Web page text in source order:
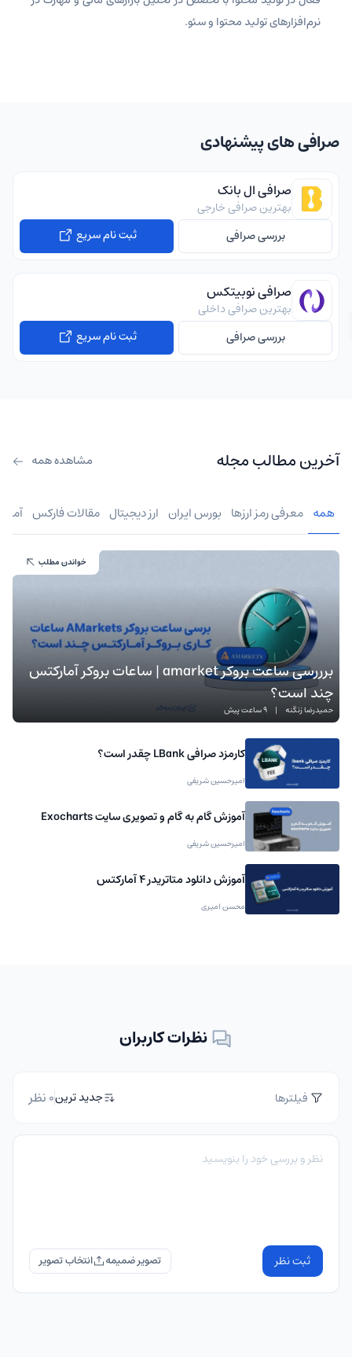
نرم‌افزارهای تولید محتوا و سئو.
صرافی های پیشنهادی
صرافی ال بانک
بهترین صرافی خارجی
بررسی صرافی
ثبت نام سریع
صرافی نوبیتکس
بهترین صرافی داخلی
بررسی صرافی
ثبت نام سریع
آخرین مطالب مجله مشاهده همه
همه معرفی رمز ارزها بورس ایران ارز دیجیتال مقالات فارکس
برررسی ساعت بروکر amarket | ساعات بروکر آمارکتس
چند است؟
حمیدرضا زنگنه | 9 ساعت پیش
خواندن مطلب
کارمزد صرافی LBank چقدر است؟
امیرحسین شریفی
آموزش گام به گام و تصویری سایت Exocharts
امیرحسین شریفی
آموزش دانلود متاتریدر 4 آمارکتس
محسن امیری
نظرات کاربران
فیلترها جدید ترین0 نظر
ثبت نظر تصویر ضمیمه